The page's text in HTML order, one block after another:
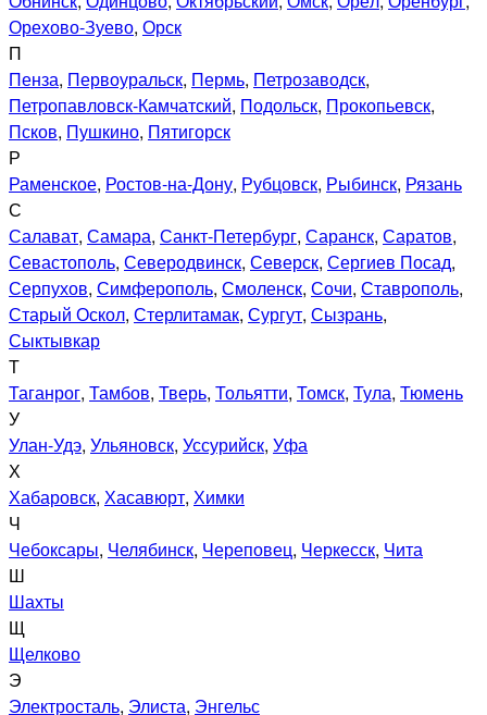
Орехово-Зуево, Орск
П
Пенза, Первоуральск, Пермь, Петрозаводск,
Петропавловск-Камчатский, Подольск, Прокопьевск,
Псков, Пушкино, Пятигорск
Р
Раменское, Ростов-на-Дону, Рубцовск, Рыбинск, Рязань
С
Салават, Самара, Санкт-Петербург, Саранск, Саратов,
Севастополь, Северодвинск, Северск, Сергиев Посад,
Серпухов, Симферополь, Смоленск, Сочи, Ставрополь,
Старый Оскол, Стерлитамак, Сургут, Сызрань,
Сыктывкар
Т
Таганрог, Тамбов, Тверь, Тольятти, Томск, Тула, Тюмень
У
Улан-Удэ, Ульяновск, Уссурийск, Уфа
Х
Хабаровск, Хасавюрт, Химки
Ч
Чебоксары, Челябинск, Череповец, Черкесск, Чита
Ш
Шахты
Щ
Щелково
Э
Электросталь, Элиста, Энгельс